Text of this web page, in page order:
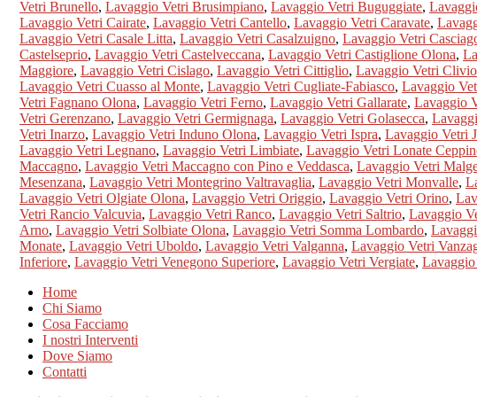
Vetri Brunello, Lavaggio Vetri Brusimpiano, Lavaggio Vetri Buguggiate,
Lavaggio Vetri Cairate, Lavaggio Vetri Cantello, Lavaggio Vetri Caravate,
Lavaggio Vetri Casale Litta, Lavaggio Vetri Casalzuigno, Lavaggio Vetri
Castelseprio, Lavaggio Vetri Castelveccana, Lavaggio Vetri Castiglione Olona,
Maggiore, Lavaggio Vetri Cislago, Lavaggio Vetri Cittiglio, Lavaggio Vetri Clivio
Lavaggio Vetri Cuasso al Monte, Lavaggio Vetri Cugliate-Fabiasco, Lavaggio
Vetri Fagnano Olona, Lavaggio Vetri Ferno, Lavaggio Vetri Gallarate, Lavaggio
Vetri Gerenzano, Lavaggio Vetri Germignaga, Lavaggio Vetri Golasecca,
Vetri Inarzo, Lavaggio Vetri Induno Olona, Lavaggio Vetri Ispra, Lavaggio Vetri
Lavaggio Vetri Legnano, Lavaggio Vetri Limbiate, Lavaggio Vetri Lonate
Maccagno, Lavaggio Vetri Maccagno con Pino e Veddasca, Lavaggio Vetri
Mesenzana, Lavaggio Vetri Montegrino Valtravaglia, Lavaggio Vetri Monvalle,
Lavaggio Vetri Olgiate Olona, Lavaggio Vetri Origgio, Lavaggio Vetri Orino,
Vetri Rancio Valcuvia, Lavaggio Vetri Ranco, Lavaggio Vetri Saltrio, Lavaggio
Arno, Lavaggio Vetri Solbiate Olona, Lavaggio Vetri Somma Lombardo,
Monate, Lavaggio Vetri Uboldo, Lavaggio Vetri Valganna, Lavaggio Vetri
Inferiore, Lavaggio Vetri Venegono Superiore, Lavaggio Vetri Vergiate,
Home
Chi Siamo
Cosa Facciamo
I nostri Interventi
Dove Siamo
Contatti